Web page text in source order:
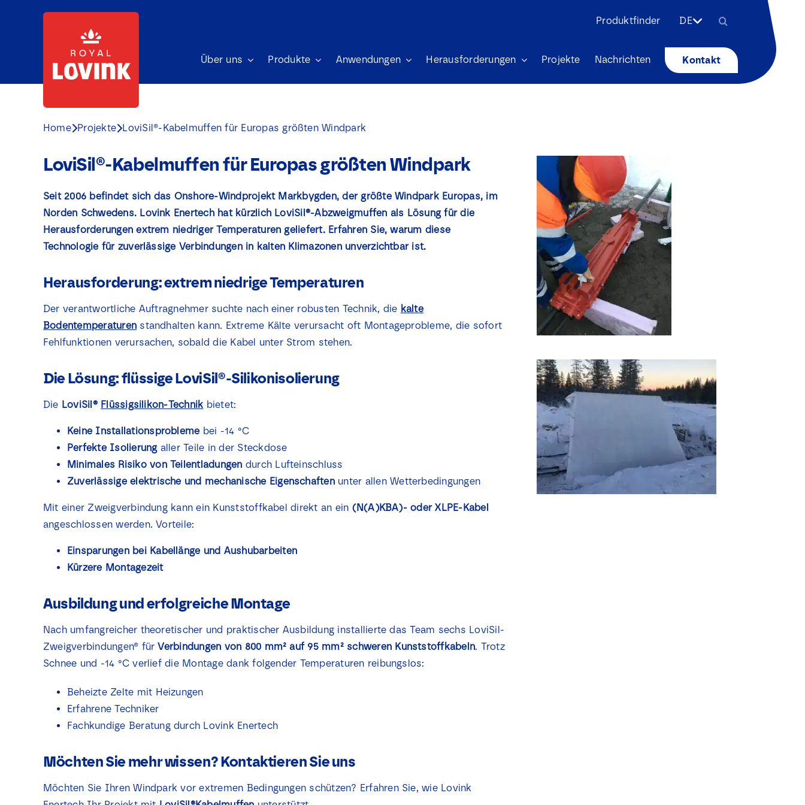
Produktfinder DE
Über uns Produkte Anwendungen Herausforderungen Projekte Nachrichten Kontakt
Home Projekte LoviSil®-Kabelmuffen für Europas größten Windpark
LoviSil®-Kabelmuffen für Europas größten Windpark
Seit 2006 befindet sich das Onshore-Windprojekt Markbygden, der größte Windpark Europas, im
Norden Schwedens. Lovink Enertech hat kürzlich LoviSil®-Abzweigmuffen als Lösung für die
Herausforderungen extrem niedriger Temperaturen geliefert. Erfahren Sie, warum diese
Technologie für zuverlässige Verbindungen in kalten Klimazonen unverzichtbar ist.
Herausforderung: extrem niedrige Temperaturen
Der verantwortliche Auftragnehmer suchte nach einer robusten Technik, die kalte
Bodentemperaturen standhalten kann. Extreme Kälte verursacht oft Montageprobleme, die sofort
Fehlfunktionen verursachen, sobald die Kabel unter Strom stehen.
Die Lösung: flüssige LoviSil®-Silikonisolierung
Die LoviSil® Flüssigsilikon-Technik bietet:
Keine Installationsprobleme bei -14 °C
Perfekte Isolierungaller Teile in der Steckdose
Minimales Risiko von Teilentladungen durch Lufteinschluss
Zuverlässige elektrische und mechanische Eigenschaftenunter allen Wetterbedingungen
Mit einer Zweigverbindung kann ein Kunststoffkabel direkt an ein (N(A)KBA)- oder XLPE-Kabel
angeschlossen werden. Vorteile:
Einsparungen bei Kabellänge und Aushubarbeiten
Kürzere Montagezeit
Ausbildung und erfolgreiche Montage
Nach umfangreicher theoretischer und praktischer Ausbildung installierte das Team sechs LoviSil-
Zweigverbindungen® fürVerbindungen von 800 mm² auf 95 mm² schweren Kunststoffkabeln. Trotz
Schnee und -14 °C verlief die Montage dank folgender Temperaturen reibungslos:
Beheizte Zelte mit Heizungen
Erfahrene Techniker
Fachkundige Beratung durch Lovink Enertech
Möchten Sie mehr wissen? Kontaktieren Sie uns
Möchten Sie Ihren Windpark vor extremen Bedingungen schützen? Erfahren Sie, wie Lovink